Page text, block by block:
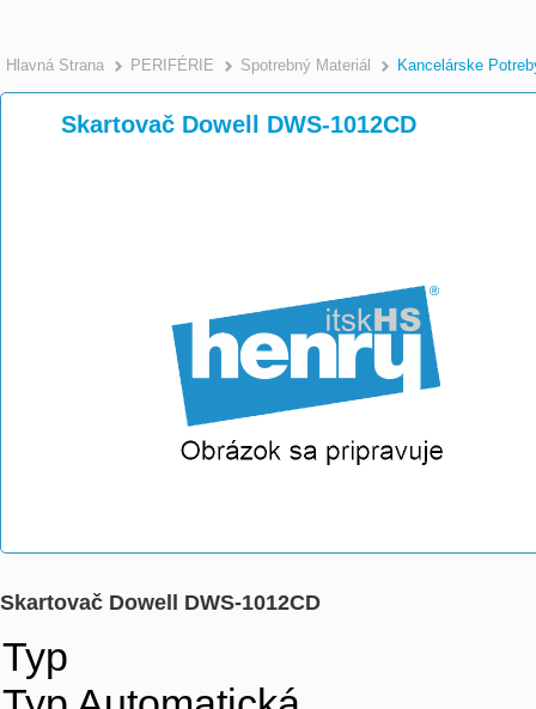
Hlavná Strana >
PERIFÉRIE >
Spotrebný Materiál >
Kancelárske
Skartovač Dowell DWS-1012CD
Skartovač Dowell DWS-1012CD
Typ